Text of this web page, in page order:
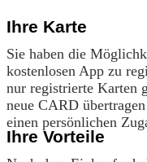
Ihre Karte
Sie haben die
kostenlosen App zu
nur registrierte Karten
neue CARD
einen persönlichen
Ihre Vorteile